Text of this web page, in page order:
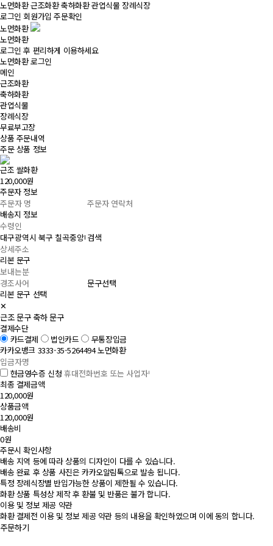
노먼화환근조화환축하화환관엽식물 장례식장
로그인 회원가입 주문확인
노먼화환
노먼화환
로그인 후 편리하게 이용하세요
노먼화환 로그인
메인
근조화환
축하화환
관엽식물
장례식장
무료부고장
상품 주문내역
주문 상품 정보
근조 쌀화환
120,000원
주문자 정보
배송지 정보
검색
리본 문구
문구선택
리본 문구 선택
✕
근조 문구 축하 문구
결제수단
카드결제
법인카드
무통장입금
카카오뱅크 3333-35-5264494 노먼화환
현금영수증 신청
최종 결제금액
120,000원
상품금액
120,000원
배송비
0원
주문시 확인사항
배송 지역 등에 따라 상품의 디자인이 다를 수 있습니다.
배송 완료 후 상품 사진은 카카오알림톡으로 발송 됩니다.
특정 장례식장별 반입가능한 상품이 제한될 수 있습니다.
화환 상품 특성상 제작 후 환불 및 반품은 불가 합니다.
이용 및 정보 제공 약관
화환 결제전 이용 및 정보 제공 약관 등의 내용을 확인하였으며 이에 동의 합니다.
주문하기